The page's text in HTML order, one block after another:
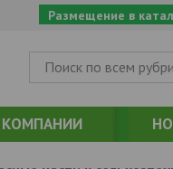
Размещение в
КОМПАНИИ